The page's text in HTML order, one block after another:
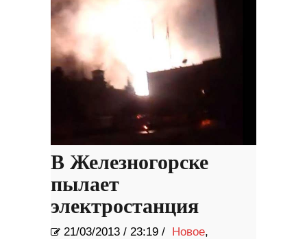
В Железногорске
пылает
электростанция
21/03/2013 / 23:19 / Новое,